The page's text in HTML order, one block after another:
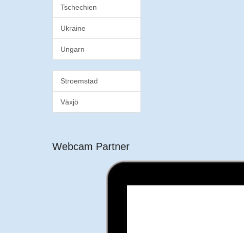
Tschechien
Ukraine
Ungarn
Stroemstad
Växjö
Webcam Partner